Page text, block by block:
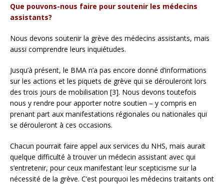
Que pouvons-nous faire pour soutenir les médecins
assistants?
Nous devons soutenir la grève des médecins assistants, mais
aussi comprendre leurs inquiétudes.
Jusqu’à présent, le BMA n’a pas encore donné d’informations
sur les actions et les piquets de grève qui se dérouleront lors
des trois jours de mobilisation [3]. Nous devons toutefois
nous y rendre pour apporter notre soutien – y compris en
prenant part aux manifestations régionales ou nationales qui
se dérouleront à ces occasions.
Chacun pourrait faire appel aux services du NHS, mais aurait
quelque difficulté à trouver un médecin assistant avec qui
s’entretenir, pour ceux manifestant leur scepticisme sur la
nécessité de la grève. C’est pourquoi les médecins traitants ont